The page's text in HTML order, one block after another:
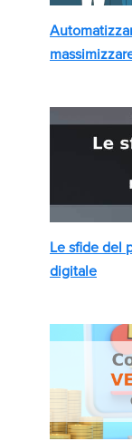
Le sfide del
digitale